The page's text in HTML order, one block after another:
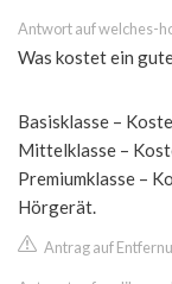
Antwort auf welches-
Was kostet ein
Basisklasse –
Mittelklasse –
Premiumklasse –
Hörgerät.
Antrag auf